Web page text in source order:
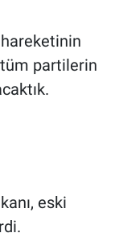
hareketinin
partilerin
eski